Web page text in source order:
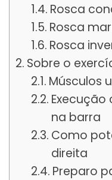
Rosca
Rosca
Rosca
Sobre o
Músculos
na barra
Como
direita
Preparo